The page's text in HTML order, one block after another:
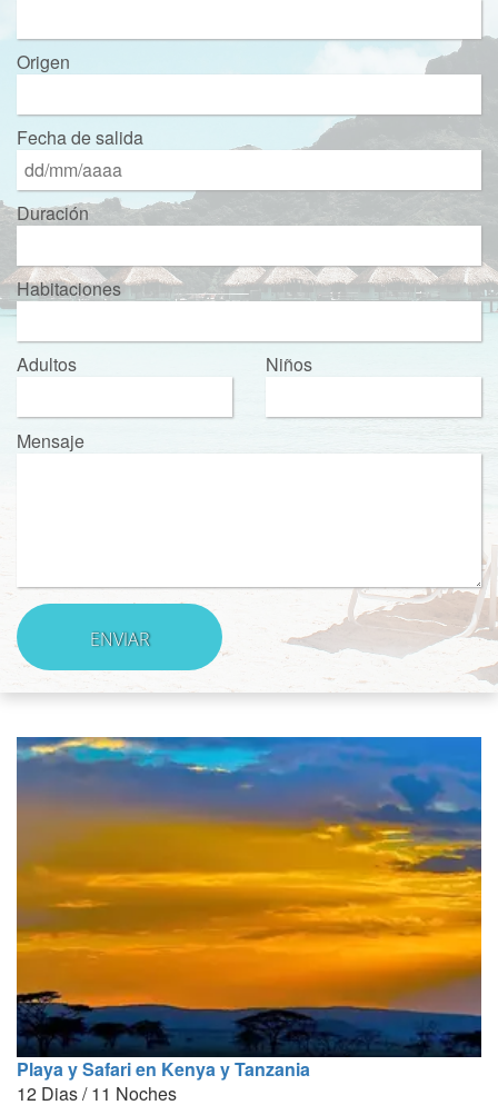
Origen
Fecha de salida
Duración
Habitaciones
Adultos Niños
Mensaje
Playa y Safari en Kenya y Tanzania
12 Dias / 11 Noches